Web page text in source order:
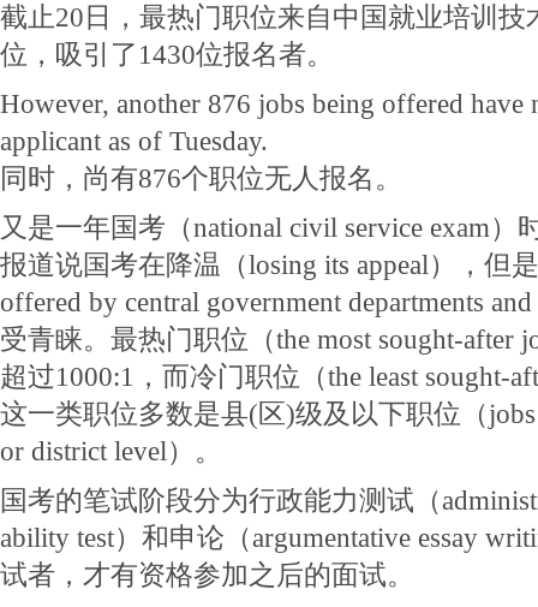
截止20日，最热门职位来自中国就业培训技
位，吸引了1430位报名者。
However, another 876 jobs being offered have
applicant as of Tuesday.
同时，尚有876个职位无人报名。
又是一年国考（national civil service exam
报道说国考在降温（losing its appeal），但
offered by central government departments
受青睐。最热门职位（the most sought-after
超过1000:1，而冷门职位（the least sought-
这一类职位多数是县(区)级及以下职位（jobs
or district level）。
国考的笔试阶段分为行政能力测试（
ability test）和申论（argumentative essay
试者，才有资格参加之后的面试。